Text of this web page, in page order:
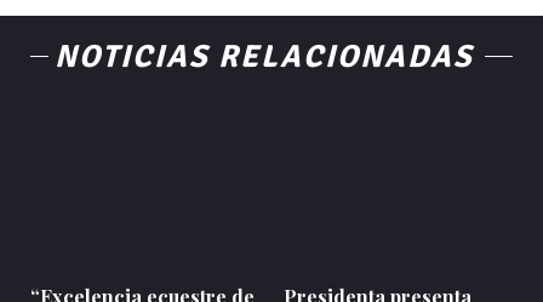
NOTICIAS RELACIONADAS
“Excelencia ecuestre de
Presidenta presenta